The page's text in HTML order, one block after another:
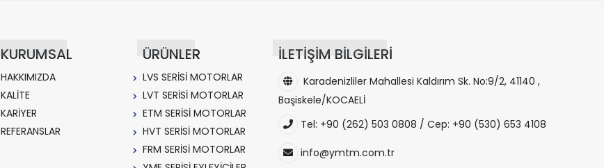
KURUMSAL
HAKKIMIZDA
KALİTE
KARİYER
REFERANSLAR
ÜRÜNLER
LVS SERİSİ MOTORLAR
LVT SERİSİ MOTORLAR
ETM SERİSİ MOTORLAR
HVT SERİSİ MOTORLAR
FRM SERİSİ MOTORLAR
İLETİŞİM BİLGİLERİ
Karadenizliler Mahallesi Kaldırım Sk. No:9/2, 41140 ,
Başiskele/KOCAELİ
Tel: +90 (262) 503 0808 / Cep: +90 (530) 653 4108
info@ymtm.com.tr